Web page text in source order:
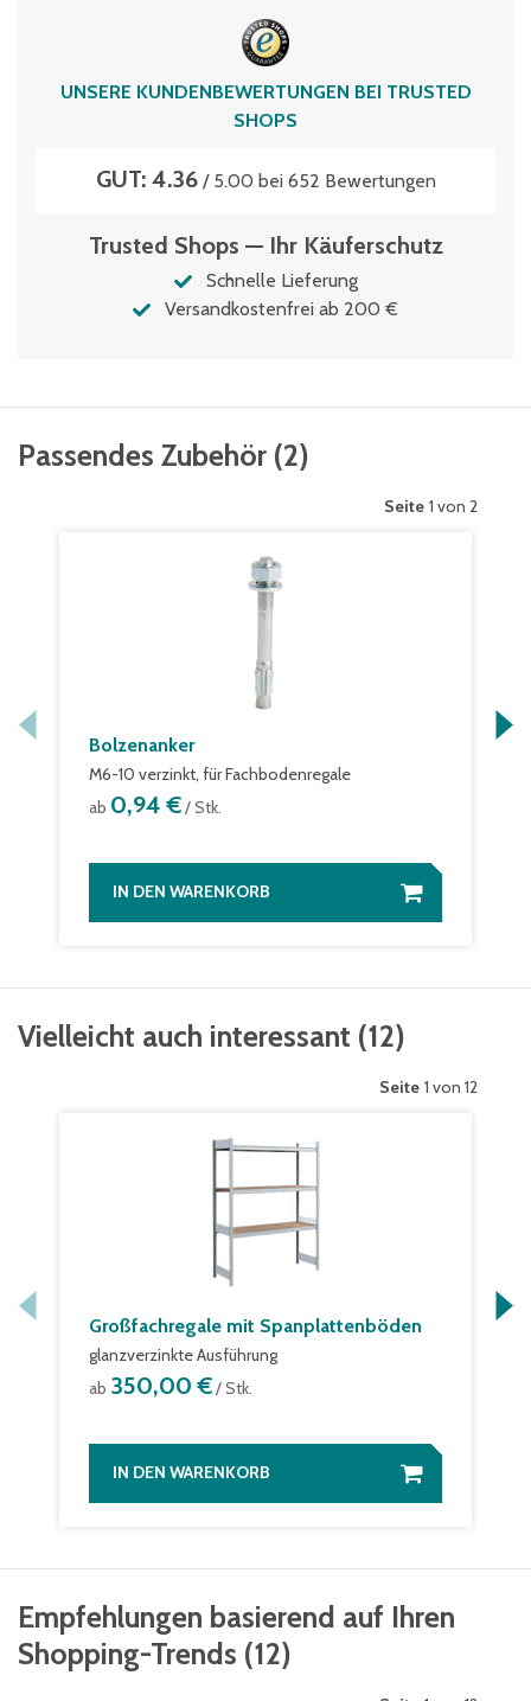
UNSERE KUNDENBEWERTUNGEN BEI TRUSTED
SHOPS
GUT: 4.36/ 5.00 bei 652 Bewertungen
Trusted Shops — Ihr Käuferschutz
Schnelle Lieferung
Versandkostenfrei ab 200 €
Passendes Zubehör (2)
Seite 1 von 2
Bolzenanker
M6-10 verzinkt, für Fachbodenregale
ab 0,94 €/ Stk.
IN DEN WARENKORB
Vielleicht auch interessant (12)
Seite 1 von 12
Großfachregale mit Spanplattenböden
glanzverzinkte Ausführung
ab 350,00 €/ Stk.
IN DEN WARENKORB
Empfehlungen basierend auf Ihren
Shopping-Trends (12)